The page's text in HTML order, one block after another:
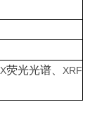
X荧光光谱、 XRF